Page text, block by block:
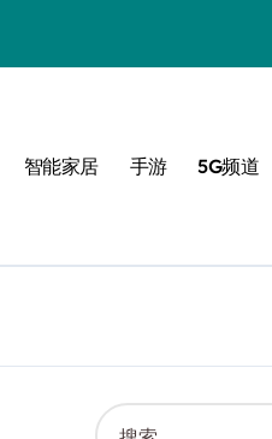
智能家居 手游 5G频道
搜